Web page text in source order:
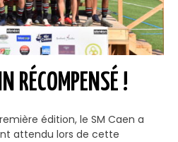
RÉCOMPENSÉ !
édition, le SM Caen a
attendu lors de cette